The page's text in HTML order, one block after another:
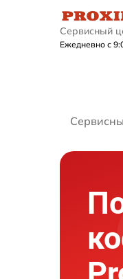
Сервисный
Ежедневно с